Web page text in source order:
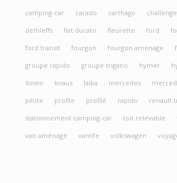
camping-car
carado carthago
dethleffs
fiat ducato fleurette ford
ford transit
fourgon fourgon amenage
groupe rapido
groupe trigano hymer
itineo
knaus laika mercedes
pilote
profile profilé rapido
renault
stationnement camping-car
toit relevable
van aménagé
vanlife volkswagen